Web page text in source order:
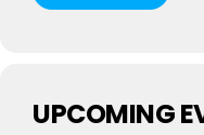
UPCOMING